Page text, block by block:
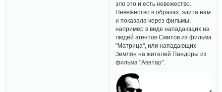
зло это и есть невежество.
Невежество в образах, элита нам
и показала через фильмы,
например в виде нападающих на
людей агентов Смитов из фильма
"Матрица", или нападающих
Землян на жителей Пандоры из
фильма "Аватар".